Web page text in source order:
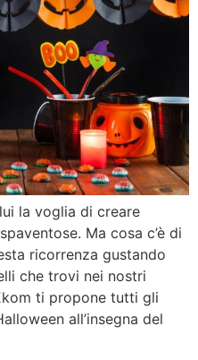
la voglia di creare
Ma cosa c’è di
ricorrenza gustando
che trovi nei nostri
ti propone tutti gli
all’insegna del